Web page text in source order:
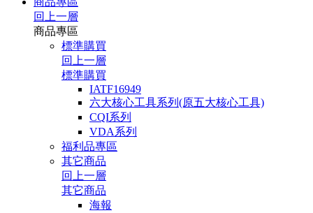
回上一層
商品專區
標準購買
回上一層
標準購買
IATF16949
六大核心工具系列(原五大核心工具)
CQI系列
VDA系列
福利品專區
其它商品
回上一層
其它商品
海報